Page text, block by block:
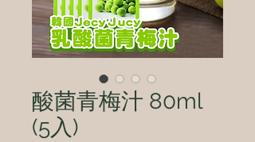
酸菌青梅汁 80ml
(5入)